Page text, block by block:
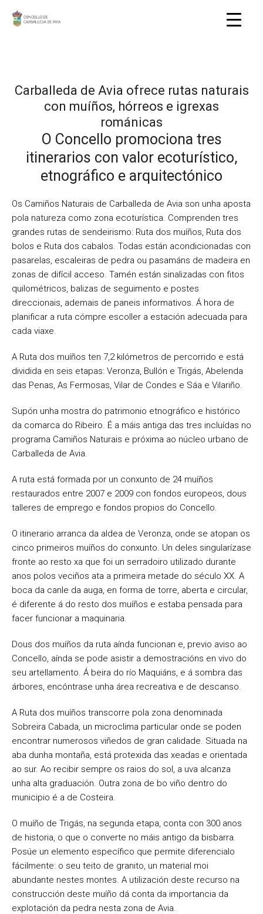
Carballeda de Avia ofrece rutas naturais
con muíños, hórreos e igrexas
románicas
O Concello promociona tres
itinerarios con valor ecoturístico,
etnográfico e arquitectónico
Os Camiños Naturais de Carballeda de Avia son unha aposta
pola natureza como zona ecoturística. Comprenden tres
grandes rutas de sendeirismo: Ruta dos muíños, Ruta dos
bolos e Ruta dos cabalos. Todas están acondicionadas con
pasarelas, escaleiras de pedra ou pasamáns de madeira en
zonas de difícil acceso. Tamén están sinalizadas con fitos
quilométricos, balizas de seguimento e postes
direccionais, ademais de paneis informativos. Á hora de
planificar a ruta cómpre escoller a estación adecuada para
cada viaxe.
A Ruta dos muíños ten 7,2 kilómetros de percorrido e está
dividida en seis etapas: Veronza, Bullón e Trigás, Abelenda
das Penas, As Fermosas, Vilar de Condes e Sáa e Vilariño.
Supón unha mostra do patrimonio etnográfico e histórico
da comarca do Ribeiro. É a máis antiga das tres incluídas no
programa Camiños Naturais e próxima ao núcleo urbano de
Carballeda de Avia.
A ruta está formada por un conxunto de 24 muíños
restaurados entre 2007 e 2009 con fondos europeos, dous
talleres de emprego e fondos propios do Concello.
O itinerario arranca da aldea de Veronza, onde se atopan os
cinco primeiros muíños do conxunto. Un deles singularízase
fronte ao resto xa que foi un serradoiro utilizado durante
anos polos veciños ata a primeira metade do século XX. A
boca da canle da auga, en forma de torre, aberta e circular,
é diferente á do resto dos muíños e estaba pensada para
facer funcionar a maquinaria.
Dous dos muíños da ruta aínda funcionan e, previo aviso ao
Concello, aínda se pode asistir a demostracións en vivo do
seu artellamento. Á beira do río Maquiáns, e á sombra das
árbores, encóntrase unha área recreativa e de descanso.
A Ruta dos muíños transcorre pola zona denominada
Sobreira Cabada, un microclima particular onde se poden
encontrar numerosos viñedos de gran calidade. Situada na
aba dunha montaña, está protexida das xeadas e orientada
ao sur. Ao recibir sempre os raios do sol, a uva alcanza
unha alta graduación. Outra zona de bo viño dentro do
municipio é a de Costeira.
O muíño de Trigás, na segunda etapa, conta con 300 anos
de historia, o que o converte no máis antigo da bisbarra.
Posúe un elemento específico que permite diferencialo
fácilmente: o seu teito de granito, un material moi
abundante nestes montes. A utilización deste recurso na
construcción deste muíño dá conta da importancia da
explotación da pedra nesta zona de Avia.